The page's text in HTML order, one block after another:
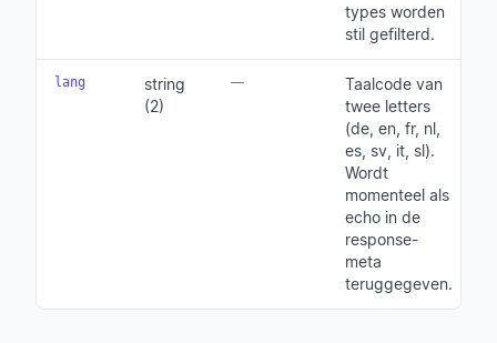
types worden
stil gefilterd.
lang
string
(2)
—
Taalcode van
twee letters
(de, en, fr, nl,
es, sv, it, sl).
Wordt
momenteel als
echo in de
response-
meta
teruggegeven.